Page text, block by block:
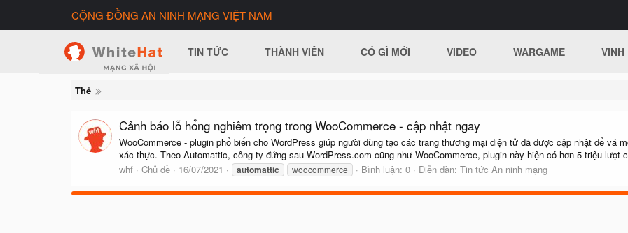
CỘNG ĐỒNG AN NINH MẠNG VIỆT NAM
TIN TỨC THÀNH VIÊN CÓ GÌ MỚI VIDEO WARGAME VINH
Thẻ
Cảnh báo lỗ hổng nghiêm trọng trong WooCommerce - cập nhật ngay
WooCommerce - plugin phổ biến cho WordPress giúp người dùng tạo các trang thương mại điện tử đã được cập nhật để vá
xác thực. Theo Automattic, công ty đứng sau WordPress.com cũng như WooCommerce, plugin này hiện có hơn 5 triệu lượt
whf
Chủ đề 16/07/2021 automattic woocommerce Bình luận: 0 Diễn đàn: Tin tức An ninh mạng